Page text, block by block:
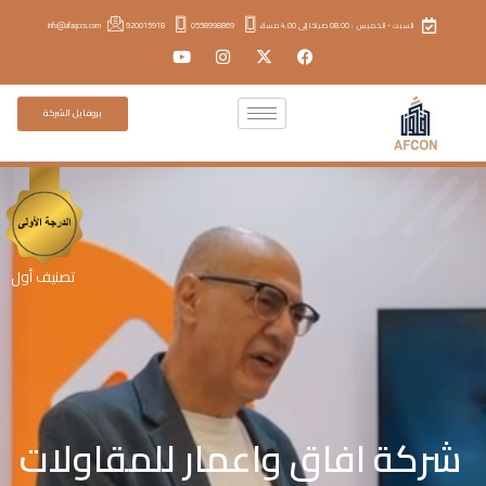
السبت - الخميس : 08.00 صباحًا إلى 4.00 مساءً 0558998869
920015918
info@afaqcco.com
بروفايل الشركة
تصنيف أول
شركة افاق واعمار للمقاولات